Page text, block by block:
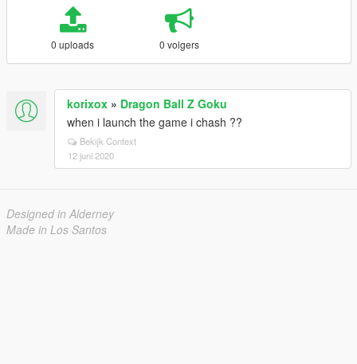
0 uploads 0 volgers
korixox » Dragon Ball Z Goku
when i launch the game i chash ??
Bekijk Context
12 juni 2020
Designed in Alderney
Made in Los Santos